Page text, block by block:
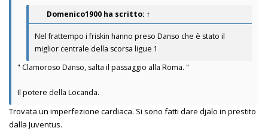
Domenico1900 ha scritto: ↑
Nel frattempo i friskin hanno preso Danso che è stato il
miglior centrale della scorsa ligue 1
" Clamoroso Danso, salta il passaggio alla Roma. "
Il potere della Locanda.
Trovata un imperfezione cardiaca. Si sono fatti dare djalo in prestito
dalla Juventus.